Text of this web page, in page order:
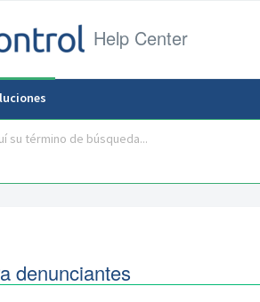
Help Center
denunciantes